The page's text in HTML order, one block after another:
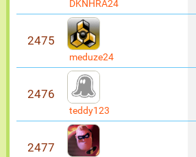
DKNHRA24
2475
meduze24
2476
teddy123
2477